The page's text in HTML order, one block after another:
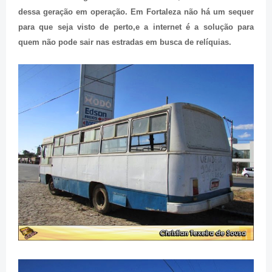
dessa geração em operação. Em Fortaleza não há um sequer
para que seja visto de perto,e a internet é a solução para
quem não pode sair nas estradas em busca de relíquias.